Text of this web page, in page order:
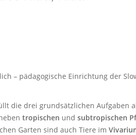
– pädagogische Einrichtung der
die drei grundsätzlichen Aufgaben
tropischen und subtropischen
Garten sind auch Tiere im